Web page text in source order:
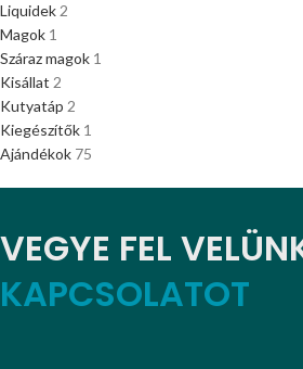
Liquidek 2
Magok 1
Száraz magok 1
Kisállat 2
Kutyatáp 2
Kiegészítők 1
Ajándékok 75
VEGYE FEL
KAPCSOLATOT